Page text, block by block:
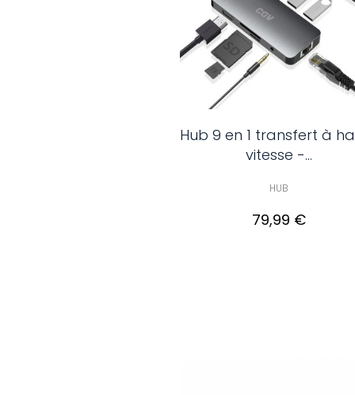
Hub 9 en 1 transfert à
vitesse -...
HUB
79,99 €